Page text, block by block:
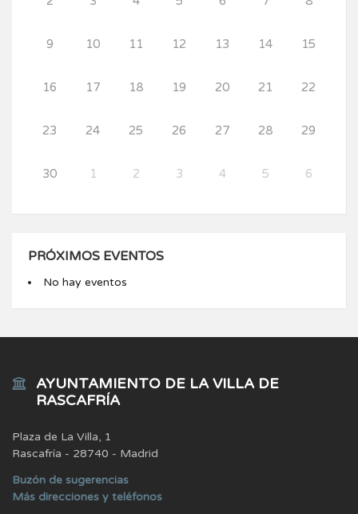
9 10 11 12 13 14 15
16 17 18 19 20 21 22
23 24 25 26 27 28 29
30 1 2 3 4 5 6
PRÓXIMOS EVENTOS
No hay eventos
AYUNTAMIENTO DE LA VILLA DE
RASCAFRÍA
Plaza de La Villa, 1
Rascafría - 28740 - Madrid
Buzón de sugerencias
Más direcciones y teléfonos